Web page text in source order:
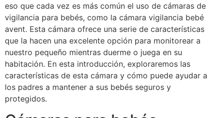
eso que cada vez es más común el uso de cámaras de
vigilancia para bebés, como la cámara vigilancia bebé
avent. Esta cámara ofrece una serie de características
que la hacen una excelente opción para monitorear a
nuestro pequeño mientras duerme o juega en su
habitación. En esta introducción, exploraremos las
características de esta cámara y cómo puede ayudar a
los padres a mantener a sus bebés seguros y
protegidos.